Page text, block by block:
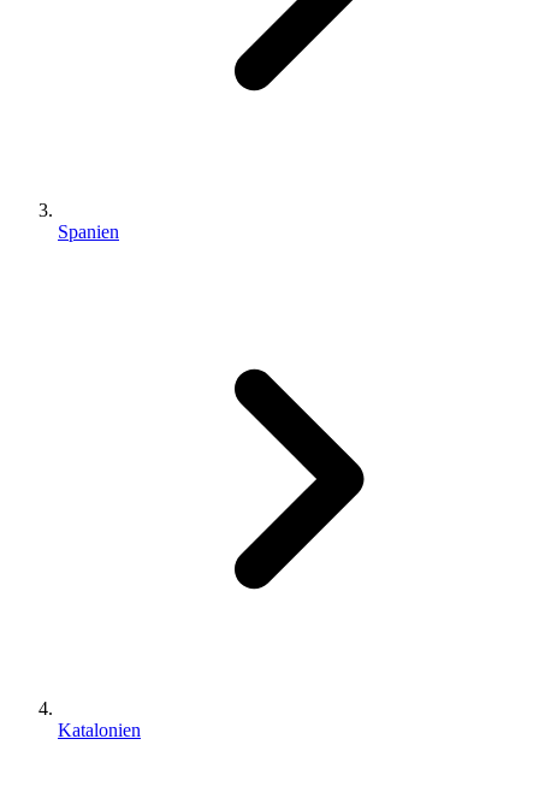
Spanien
Katalonien